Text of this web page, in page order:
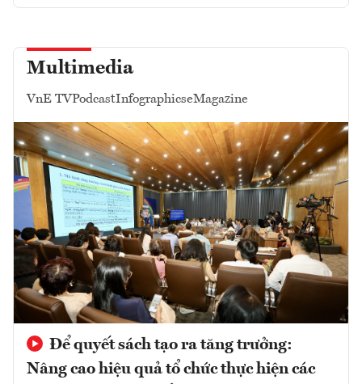
Multimedia
VnE TVPodcastInfographicseMagazine
Để quyết sách tạo ra tăng trưởng:
Nâng cao hiệu quả tổ chức thực hiện các